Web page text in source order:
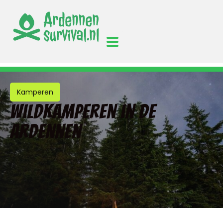
Kamperen
Wildkamperen in de
Ardennen